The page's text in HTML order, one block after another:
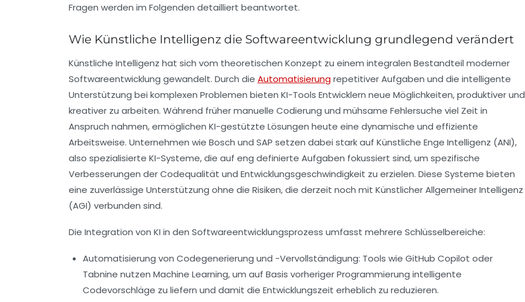
Fragen werden im Folgenden detailliert beantwortet.
Wie Künstliche Intelligenz die Softwareentwicklung grundlegend verändert
Künstliche Intelligenz hat sich vom theoretischen Konzept zu einem integralen Bestandteil moderner
Softwareentwicklung gewandelt. Durch die Automatisierungrepetitiver Aufgaben und die intelligente
Unterstützung bei komplexen Problemen bieten KI-Tools Entwicklern neue Möglichkeiten, produktiver und
kreativer zu arbeiten. Während früher manuelle Codierung und mühsame Fehlersuche viel Zeit in
Anspruch nahmen, ermöglichen KI-gestützte Lösungen heute eine dynamische und effiziente
Arbeitsweise. Unternehmen wie Bosch und SAP setzen dabei stark auf Künstliche Enge Intelligenz (ANI),
also spezialisierte KI-Systeme, die auf eng definierte Aufgaben fokussiert sind, um spezifische
Verbesserungen der Codequalität und Entwicklungsgeschwindigkeit zu erzielen. Diese Systeme bieten
eine zuverlässige Unterstützung ohne die Risiken, die derzeit noch mit Künstlicher Allgemeiner Intelligenz
(AGI) verbunden sind.
Die Integration von KI in den Softwareentwicklungsprozess umfasst mehrere Schlüsselbereiche:
Automatisierung von Codegenerierung und -Vervollständigung: Tools wie GitHub Copilot oder
Tabnine nutzen Machine Learning, um auf Basis vorheriger Programmierung intelligente
Codevorschläge zu liefern und damit die Entwicklungszeit erheblich zu reduzieren.